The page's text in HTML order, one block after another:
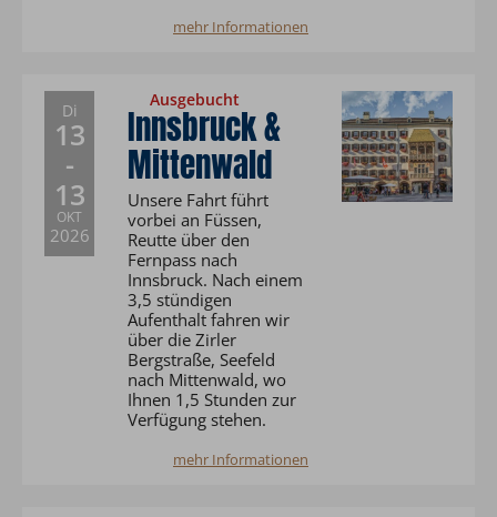
mehr Informationen
Di
13
-
13
OKT
2026
Ausgebucht
Innsbruck &
Mittenwald
Unsere Fahrt führt
vorbei an Füssen,
Reutte über den
Fernpass nach
Innsbruck. Nach einem
3,5 stündigen
Aufenthalt fahren wir
über die Zirler
Bergstraße, Seefeld
nach Mittenwald, wo
Ihnen 1,5 Stunden zur
Verfügung stehen.
mehr Informationen